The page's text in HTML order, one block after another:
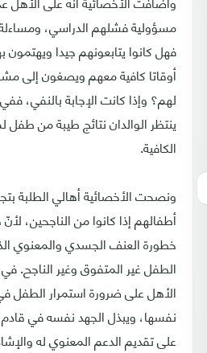
مسؤولية فشلهم الدراسي،
فهل كانوا يتابعونهم جيدا
أوقاتا كافية معهم ويصغون إلى
لهم؟ وإذا كانت الإجابة بالنفي،
ينتظر الوالدان نتائج طيبة من طفل
الكافية.
ونصحت الأخصائية أهالي الطلبة
أطفالهم إذا كانوا من الناجحين،
خطورة العنف الجسدي والمعنوي
الطفل غير المتفوق وغير الناجح.
الأهل على ضرورة استمرار الطفل
نفسها، ويبذل الجهد نفسه في
على تقديم الدعم المعنوي له